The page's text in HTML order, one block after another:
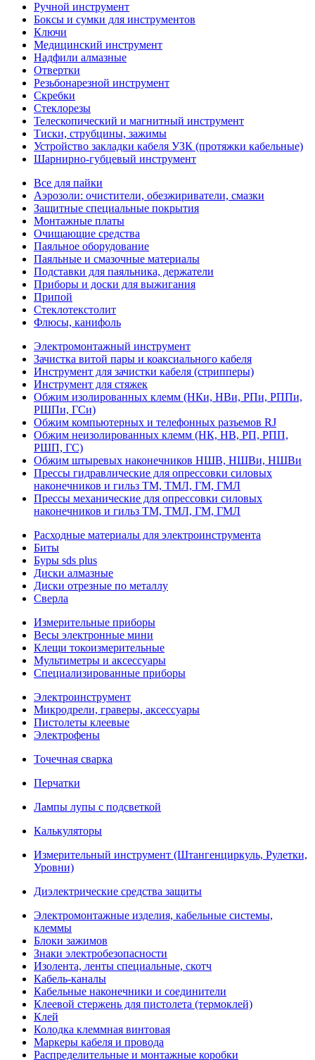
Ручной инструмент
Боксы и сумки для инструментов
Ключи
Медицинский инструмент
Надфили алмазные
Отвертки
Резьбонарезной инструмент
Скребки
Стеклорезы
Телескопический и магнитный инструмент
Тиски, струбцины, зажимы
Устройство закладки кабеля УЗК (протяжки кабельные)
Шарнирно-губцевый инструмент
Все для пайки
Аэрозоли: очистители, обезжириватели, смазки
Защитные специальные покрытия
Монтажные платы
Очищающие средства
Паяльное оборудование
Паяльные и смазочные материалы
Подставки для паяльника, держатели
Приборы и доски для выжигания
Припой
Стеклотекстолит
Флюсы, канифоль
Электромонтажный инструмент
Зачистка витой пары и коаксиального кабеля
Инструмент для зачистки кабеля (стрипперы)
Инструмент для стяжек
Обжим изолированных клемм (НКи, НВи, РПи, РППи,
РШПи, ГСи)
Обжим компьютерных и телефонных разъемов RJ
Обжим неизолированных клемм (НК, НВ, РП, РПП,
РШП, ГС)
Обжим штыревых наконечников НШВ, НШВи, НШВи
Прессы гидравлические для опрессовки силовых
наконечников и гильз ТМ, ТМЛ, ГМ, ГМЛ
Прессы механические для опрессовки силовых
наконечников и гильз ТМ, ТМЛ, ГМ, ГМЛ
Расходные материалы для электроинструмента
Биты
Буры sds plus
Диски алмазные
Диски отрезные по металлу
Сверла
Измерительные приборы
Весы электронные мини
Клещи токоизмерительные
Мультиметры и аксессуары
Специализированные приборы
Электроинструмент
Микродрели, граверы, аксессуары
Пистолеты клеевые
Электрофены
Точечная сварка
Перчатки
Лампы лупы с подсветкой
Калькуляторы
Измерительный инструмент (Штангенциркуль, Рулетки,
Уровни)
Диэлектрические средства защиты
Электромонтажные изделия, кабельные системы,
клеммы
Блоки зажимов
Знаки электробезопасности
Изолента, ленты специальные, скотч
Кабель-каналы
Кабельные наконечники и соединители
Клеевой стержень для пистолета (термоклей)
Клей
Колодка клеммная винтовая
Маркеры кабеля и провода
Распределительные и монтажные коробки